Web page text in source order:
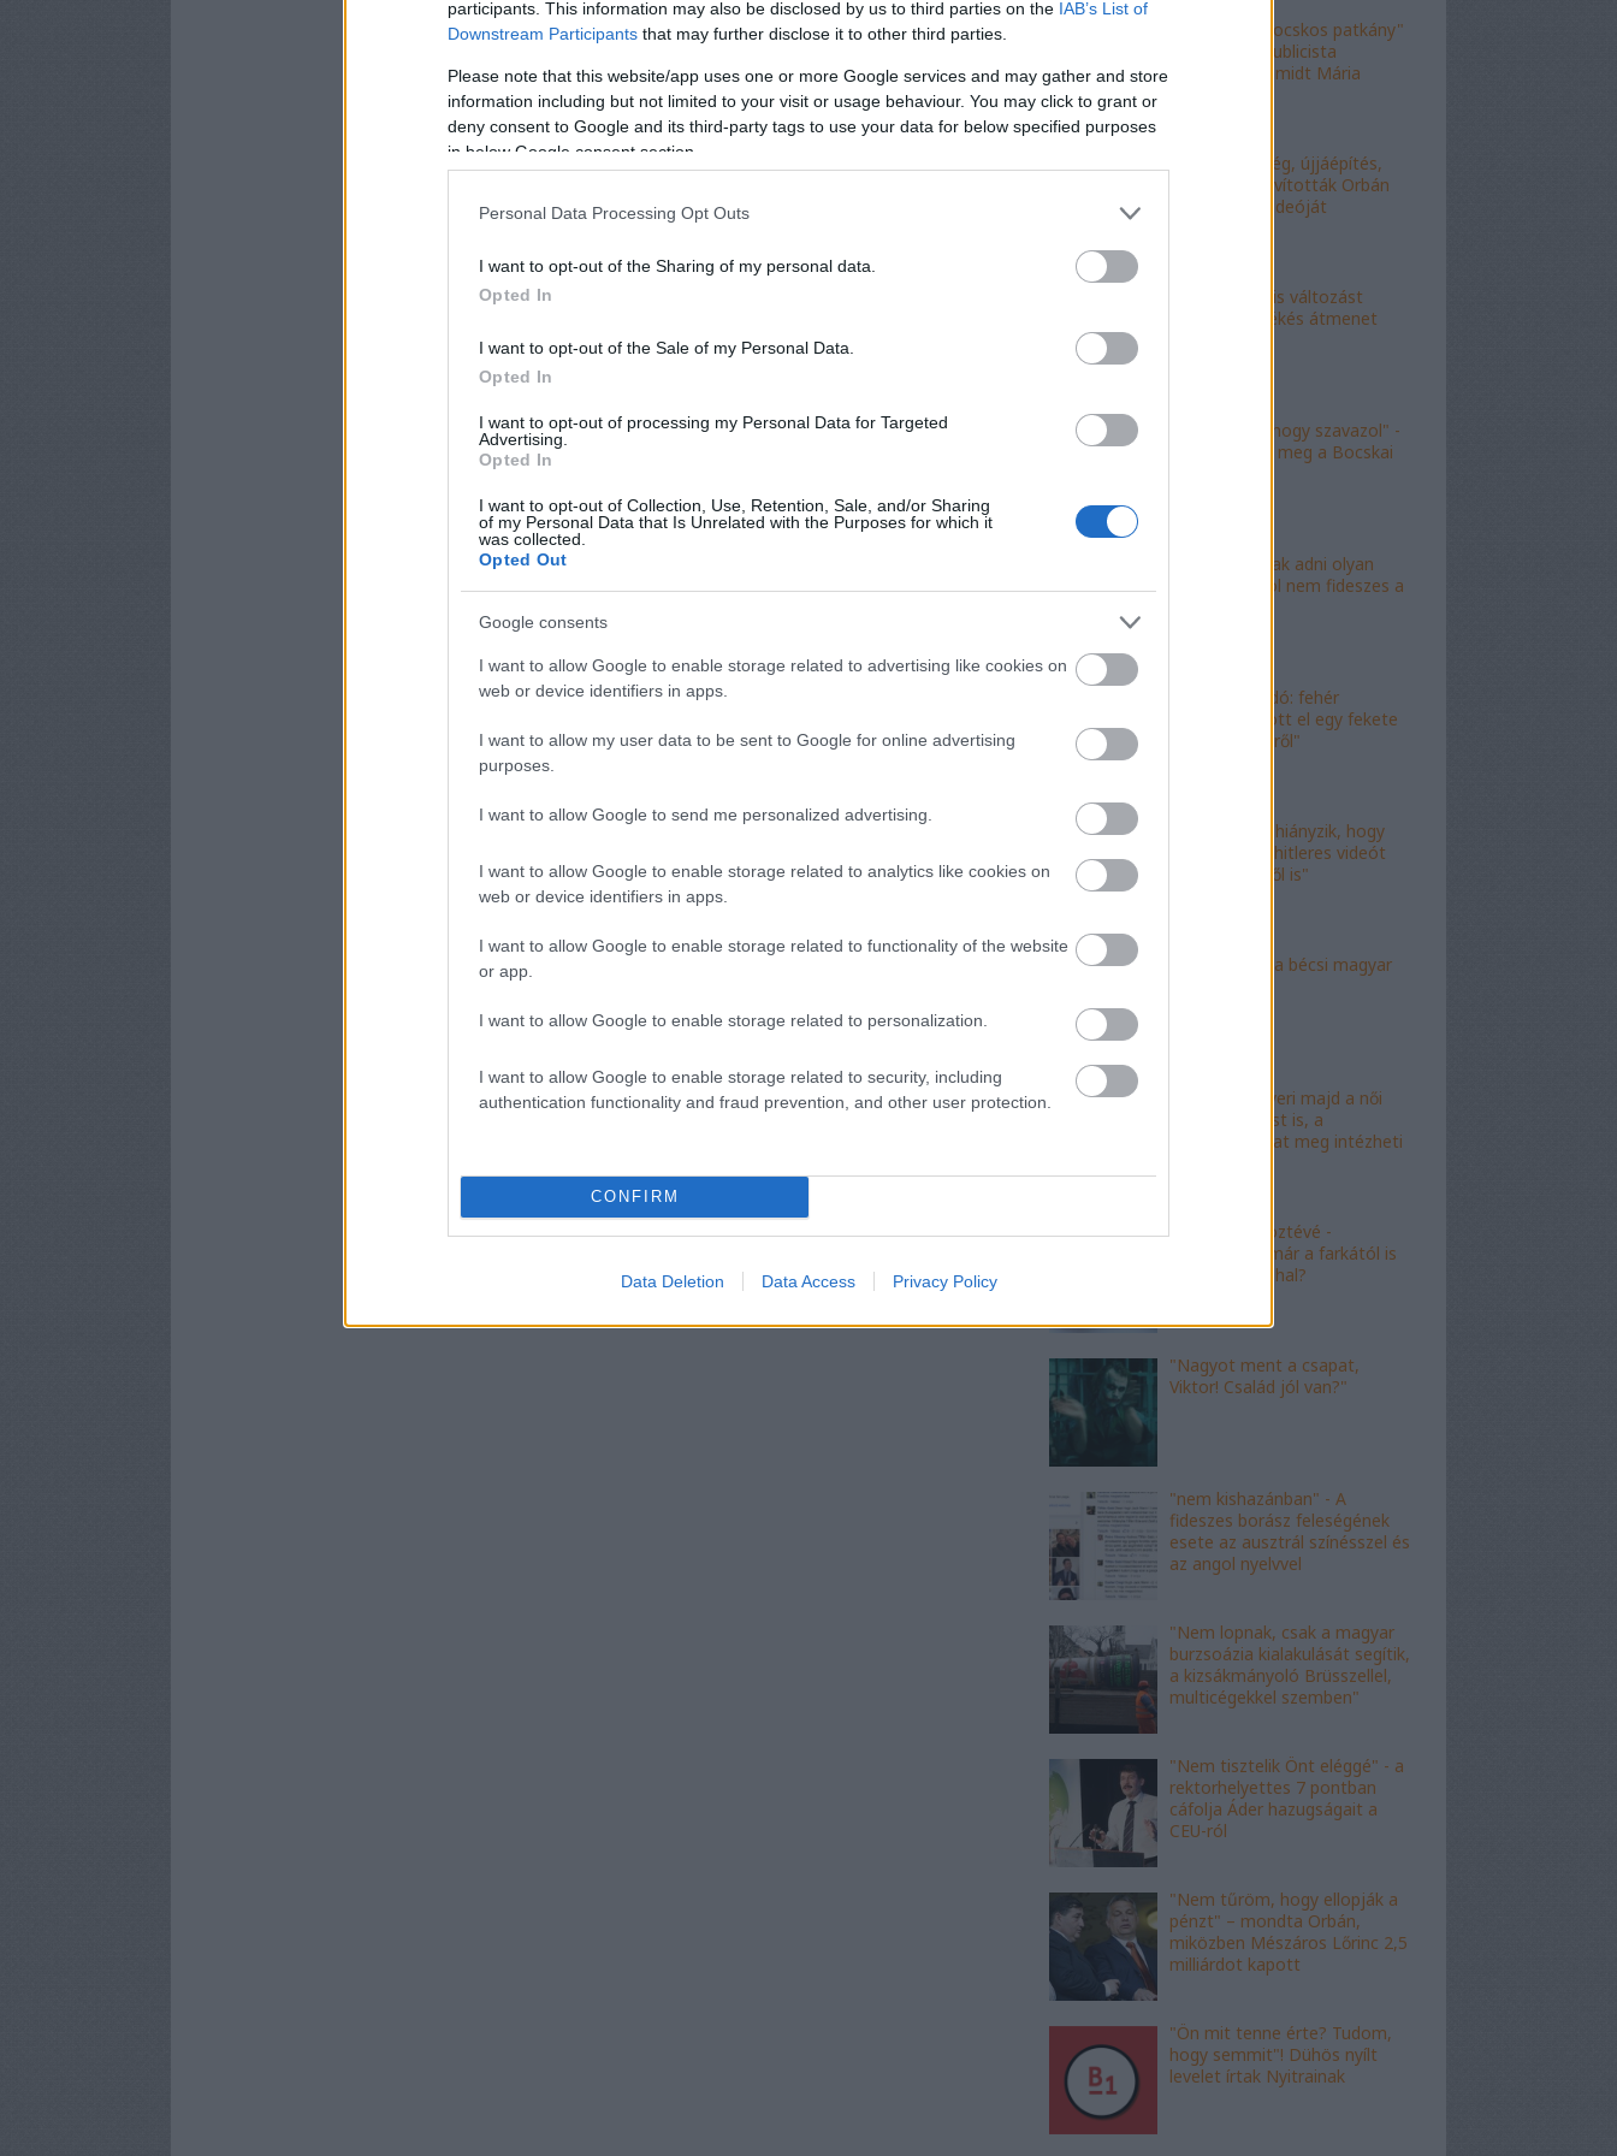
participants. This information may also be disclosed by us to third parties on the IAB’s List of
Downstream Participants that may further disclose it to other third parties.
Please note that this website/app uses one or more Google services and may gather and store
information including but not limited to your visit or usage behaviour. You may click to grant or
deny consent to Google and its third-party tags to use your data for below specified purposes
in below Google consent section.
Personal Data Processing Opt Outs
I want to opt-out of the Sharing of my personal data.
Opted In
I want to opt-out of the Sale of my Personal Data.
Opted In
I want to opt-out of processing my Personal Data for Targeted
Advertising.
Opted In
I want to opt-out of Collection, Use, Retention, Sale, and/or Sharing
of my Personal Data that Is Unrelated with the Purposes for which it
was collected.
Opted Out
Google consents
I want to allow Google to enable storage related to advertising like cookies on
web or device identifiers in apps.
I want to allow my user data to be sent to Google for online advertising
purposes.
I want to allow Google to send me personalized advertising.
I want to allow Google to enable storage related to analytics like cookies on
web or device identifiers in apps.
I want to allow Google to enable storage related to functionality of the website
or app.
I want to allow Google to enable storage related to personalization.
I want to allow Google to enable storage related to security, including
authentication functionality and fraud prevention, and other user protection.
CONFIRM
Data Deletion Data Access Privacy Policy
"Figyelj, te mocskos patkány"
- a fideszes publicista
nekiesett Schmidt Mária
"Kell-e segítség, újjáépítés,
bármi?" - Kijavították Orbán
telefonálós videóját
"Kokó radikális változást
akart, én a békés átmenet
"Köszönöm, hogy szavazol" -
molinó jelent meg a Bocskai
"Lóf.szt fognak adni olyan
területre, ahol nem fideszes a
"Magyar híradó: fehér
gyereket lopott el egy fekete
férfi az erkélyről"
"Már csak az hiányzik, hogy
valami idióta hitleres videót
csináljon ebből is"
"Mély torok" a bécsi magyar
"Mészáros nyeri majd a női
kalapácsvetést is, a
kabalafigurákat meg intézheti
"Minőségi" köztévé -
hamarosan, már a farkától is
bűzleni fog a hal?
"Nagyot ment a csapat,
Viktor! Család jól van?"
"nem kishazánban" - A
fideszes borász feleségének
esete az ausztrál színésszel és
az angol nyelvvel
"Nem lopnak, csak a magyar
burzsoázia kialakulását segítik,
a kizsákmányoló Brüsszellel,
multicégekkel szemben"
"Nem tisztelik Önt eléggé" - a
rektorhelyettes 7 pontban
cáfolja Áder hazugságait a
CEU-ról
"Nem tűröm, hogy ellopják a
pénzt" – mondta Orbán,
miközben Mészáros Lőrinc 2,5
milliárdot kapott
"Ön mit tenne érte? Tudom,
hogy semmit"! Dühös nyílt
levelet írtak Nyitrainak